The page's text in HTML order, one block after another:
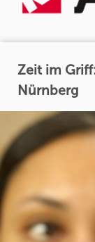
Zeit im
Nürnberg